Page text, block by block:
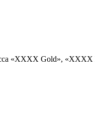
«XXXX Gold», «ХХХХ